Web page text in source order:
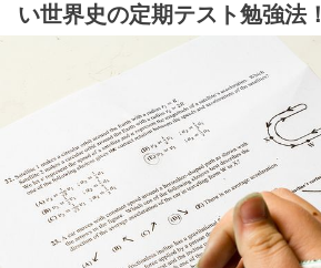
い世界史の定期テスト勉強法！